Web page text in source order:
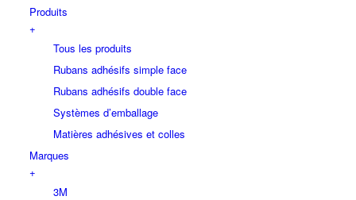
Produits
+
Tous les produits
Rubans adhésifs simple face
Rubans adhésifs double face
Systèmes d’emballage
Matières adhésives et colles
Marques
+
3M